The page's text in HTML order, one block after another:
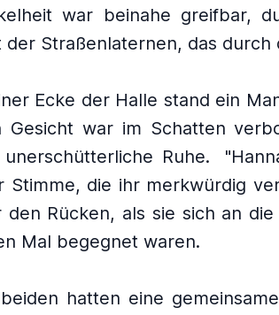
war beinahe greifbar,
der Straßenlaternen, das
Ecke der Halle stand ein
Gesicht war im Schatten
unerschütterliche Ruhe.
Stimme, die ihr merkwürdig
den Rücken, als sie sich an
Mal begegnet waren.
hatten eine